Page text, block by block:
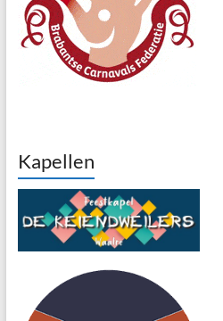
Kapellen